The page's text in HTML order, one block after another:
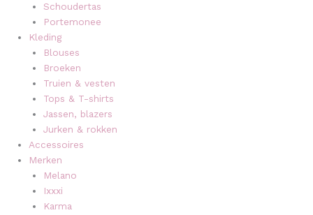
Schoudertas
Portemonee
Kleding
Blouses
Broeken
Truien & vesten
Tops & T-shirts
Jassen, blazers
Jurken & rokken
Accessoires
Merken
Melano
Ixxxi
Karma